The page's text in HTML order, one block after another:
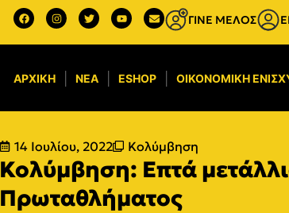
ΓΙΝΕ ΜΕΛΟΣ
ΑΡΧΙΚΉ ΝΈΑ ESHOP ΟΙΚΟΝΟΜΙΚΉ
14 Ιουλίου, 2022 Κολύμβηση
Κολύμβηση: Επτά
Πρωταθλήματος